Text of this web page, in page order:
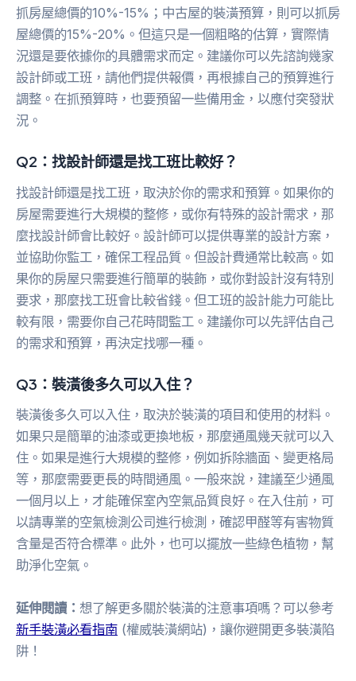
抓房屋總價的10%-15%；中古屋的裝潢預算，則可以抓房
屋總價的15%-20%。但這只是一個粗略的估算，實際情
況還是要依據你的具體需求而定。建議你可以先諮詢幾家
設計師或工班，請他們提供報價，再根據自己的預算進行
調整。在抓預算時，也要預留一些備用金，以應付突發狀
況。
Q2：找設計師還是找工班比較好？
找設計師還是找工班，取決於你的需求和預算。如果你的
房屋需要進行大規模的整修，或你有特殊的設計需求，那
麼找設計師會比較好。設計師可以提供專業的設計方案，
並協助你監工，確保工程品質。但設計費通常比較高。如
果你的房屋只需要進行簡單的裝飾，或你對設計沒有特別
要求，那麼找工班會比較省錢。但工班的設計能力可能比
較有限，需要你自己花時間監工。建議你可以先評估自己
的需求和預算，再決定找哪一種。
Q3：裝潢後多久可以入住？
裝潢後多久可以入住，取決於裝潢的項目和使用的材料。
如果只是簡單的油漆或更換地板，那麼通風幾天就可以入
住。如果是進行大規模的整修，例如拆除牆面、變更格局
等，那麼需要更長的時間通風。一般來說，建議至少通風
一個月以上，才能確保室內空氣品質良好。在入住前，可
以請專業的空氣檢測公司進行檢測，確認甲醛等有害物質
含量是否符合標準。此外，也可以擺放一些綠色植物，幫
助淨化空氣。
延伸閱讀： 想了解更多關於裝潢的注意事項嗎？可以參考
新手裝潢必看指南 (權威裝潢網站)，讓你避開更多裝潢陷
阱！